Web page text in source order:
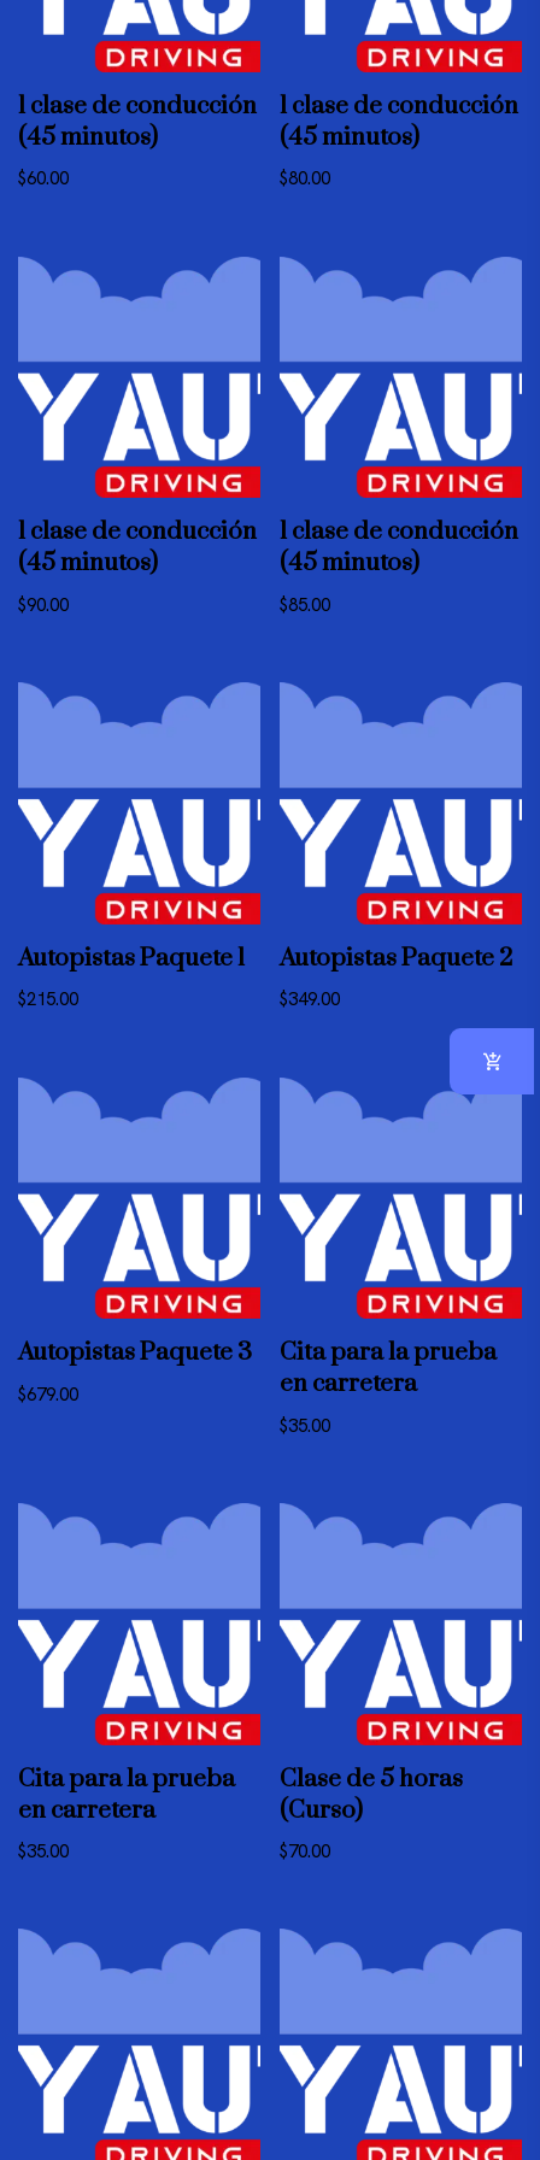
1 clase de conducción
(45 minutos)
$60.00
1 clase de conducción
(45 minutos)
$80.00
1 clase de conducción
(45 minutos)
$90.00
1 clase de conducción
(45 minutos)
$85.00
Autopistas Paquete 1
$215.00
Autopistas Paquete 2
$349.00
Autopistas Paquete 3
$679.00
Cita para la prueba
en carretera
$35.00
Cita para la prueba
en carretera
$35.00
Clase de 5 horas
(Curso)
$70.00